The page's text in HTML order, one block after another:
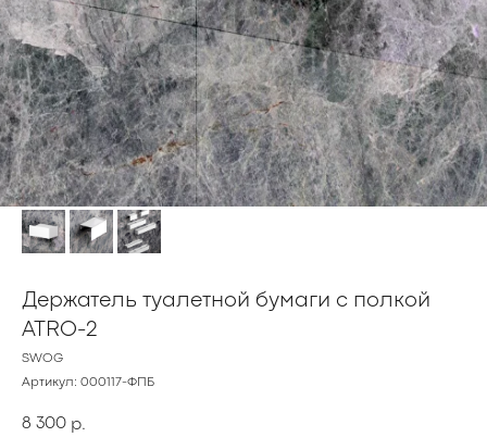
Держатель туалетной бумаги с полкой
ATRO-2
SWOG
Артикул: 000117-ФПБ
8 300 р.